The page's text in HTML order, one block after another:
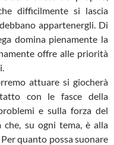
difficilmente si lascia
appartenergli. Di
domina pienamente la
offre alle priorità
attuare si giocherà
con le fasce della
e sulla forza del
che, su ogni tema, è alla
quanto possa suonare